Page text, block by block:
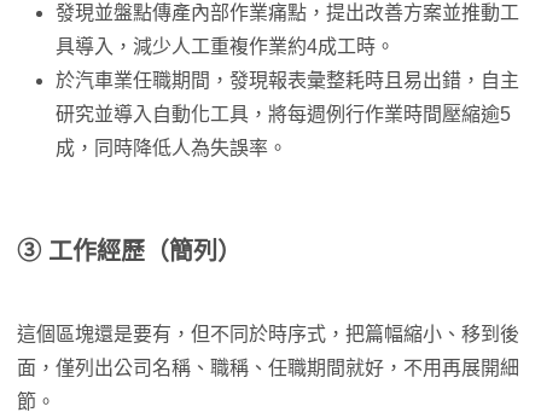
發現並盤點傳產內部作業痛點，提出改善方案並推動工
具導入，減少人工重複作業約4成工時。
於汽車業任職期間，發現報表彙整耗時且易出錯，自主
研究並導入自動化工具，將每週例行作業時間壓縮逾5
成，同時降低人為失誤率。
③ 工作經歷（簡列）
這個區塊還是要有，但不同於時序式，把篇幅縮小、移到後
面，僅列出公司名稱、職稱、任職期間就好，不用再展開細
節。